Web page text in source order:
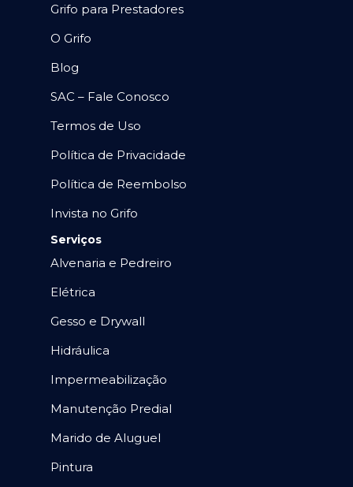
Grifo para Prestadores
O Grifo
Blog
SAC – Fale Conosco
Termos de Uso
Política de Privacidade
Política de Reembolso
Invista no Grifo
Serviços
Alvenaria e Pedreiro
Elétrica
Gesso e Drywall
Hidráulica
Impermeabilização
Manutenção Predial
Marido de Aluguel
Pintura